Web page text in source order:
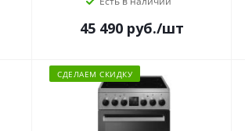
45 490 руб./шт
СДЕЛАЕМ СКИДКУ